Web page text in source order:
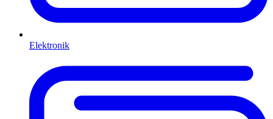
Elektronik